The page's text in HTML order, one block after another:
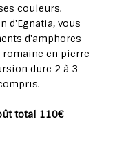
couleurs.
d'Egnatia, vous
d'amphores
romaine en pierre
dure 2 à 3
total 110€